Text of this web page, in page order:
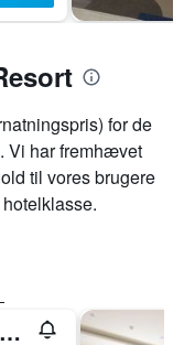
for de
Vi har fremhævet
til vores brugere
Intercontinental Hotels Alpensia Pyeongchang Resort By IHG